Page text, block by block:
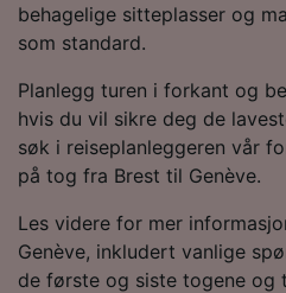
behagelige sitteplasser og
som standard.
Planlegg turen i forkant og
hvis du vil sikre deg de
søk i reiseplanleggeren vår
på tog fra Brest til Genève.
Les videre for mer
Genève, inkludert vanlige
de første og siste togene og